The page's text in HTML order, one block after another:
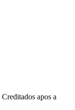
Creditados apos a